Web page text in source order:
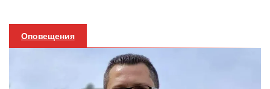
Оповещения